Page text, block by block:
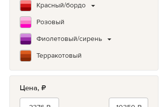
Красный/бордо
Розовый
Фиолетовый/сирень
Терракотовый
Коричневый
Зеленый
Цена, ₽